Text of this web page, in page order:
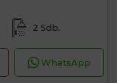
2 Sdb.
WhatsApp